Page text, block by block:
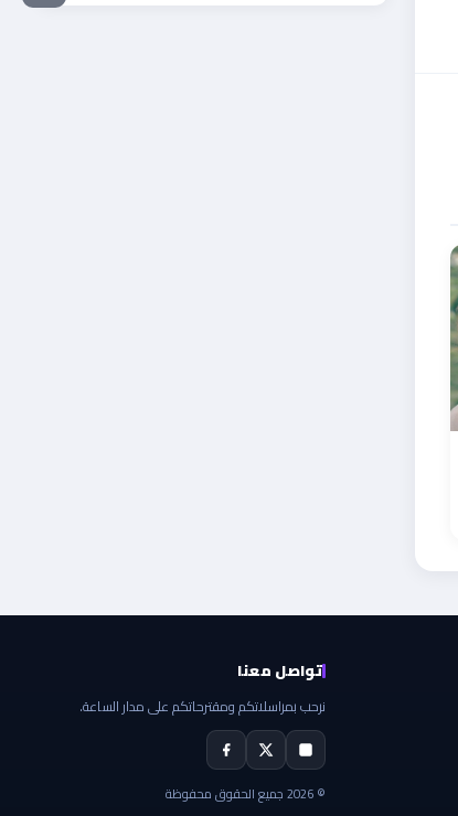
تواصل معنا
نرحب بمراسلاتكم ومقترحاتكم على مدار الساعة.
© 2026 جميع الحقوق محفوظة